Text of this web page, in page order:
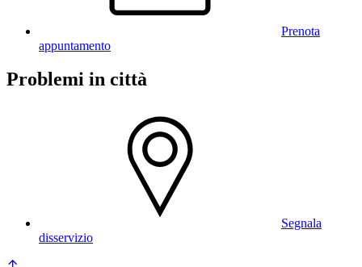
Prenota
appuntamento
Problemi in città
Segnala
disservizio